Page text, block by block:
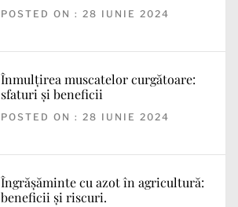
POSTED ON : 28 IUNIE 2024
Înmulțirea muscatelor curgătoare:
sfaturi și beneficii
POSTED ON : 28 IUNIE 2024
Îngrășăminte cu azot în agricultură:
beneficii și riscuri.